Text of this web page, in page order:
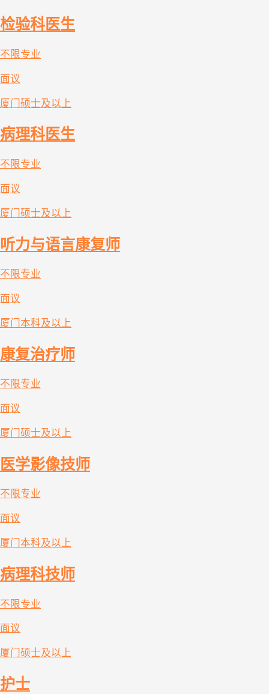
检验科医生
不限专业
面议
厦门硕士及以上
病理科医生
不限专业
面议
厦门硕士及以上
听力与语言康复师
不限专业
面议
厦门本科及以上
康复治疗师
不限专业
面议
厦门硕士及以上
医学影像技师
不限专业
面议
厦门本科及以上
病理科技师
不限专业
面议
厦门硕士及以上
护士